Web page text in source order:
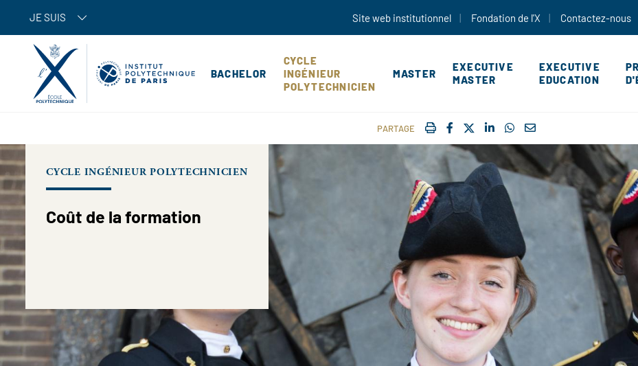
Aller au contenu principal
JE SUIS Site web institutionnel Fondation de l'X Contactez-nous
BACHELOR
CYCLE
INGÉNIEUR
POLYTECHNICIEN
MASTER
EXECUTIVE
MASTER
EXECUTIVE
EDUCATION
PARTAGE IMPRIMERFACEBOOK
TWITTER
SHARE ON LINKEDIN
SHARE ON WHATSAPP
COURRIEL
CYCLE INGÉNIEUR POLYTECHNICIEN
Coût de la formation